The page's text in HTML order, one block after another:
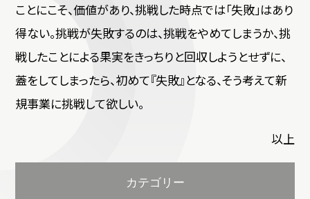
ことにこそ、価値があり、挑戦した時点では「失敗」はあり
得ない。挑戦が失敗するのは、挑戦をやめてしまうか、挑
戦したことによる果実をきっちりと回収しようとせずに、
蓋をしてしまったら、初めて『失敗』となる、そう考えて新
規事業に挑戦して欲しい。
以上
カテゴリー